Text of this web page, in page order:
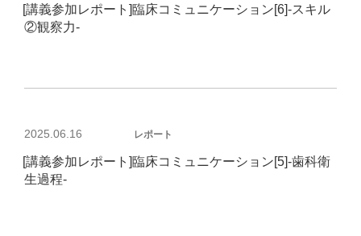
日:
[講義参加レポート]臨床コミュニケーション[6]-スキル
②観察力-
投
日:
2025.06.16 レポート
[講義参加レポート]臨床コミュニケーション[5]-歯科衛
生過程-